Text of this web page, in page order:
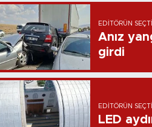
EDITÖRÜN
Anız
girdi
EDITÖRÜN
LED